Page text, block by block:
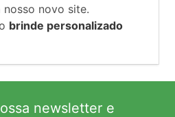
nosso novo site.
brinde personalizado
newsletter e